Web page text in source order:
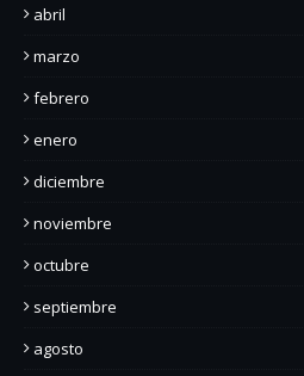
abril
marzo
febrero
enero
diciembre
noviembre
octubre
septiembre
agosto